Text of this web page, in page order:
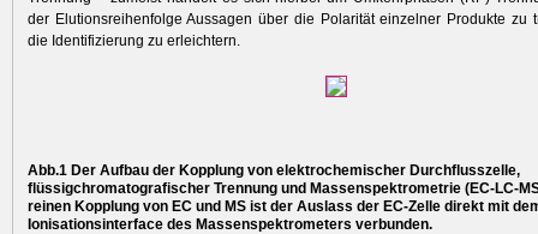
der Elutions­reihenfolge Aussagen über die Polarität einzelner Produkte zu
die Identifizierung zu erleichtern.
Abb.1 Der Aufbau der Kopplung von elektrochemischer Durchflusszelle,
flüssigchromatografischer Trennung und Massenspektrometrie (EC-LC-
reinen Kopplung von EC und MS ist der Auslass der EC-Zelle direkt mit
Ionisationsinterface des Massenspektrometers verbunden.